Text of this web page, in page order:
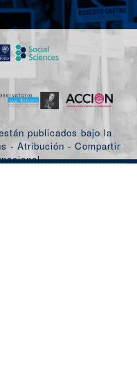
publicados bajo la
- Atribución - Compartir